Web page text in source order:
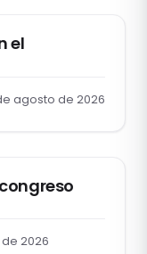
el
agosto de 2026
2026